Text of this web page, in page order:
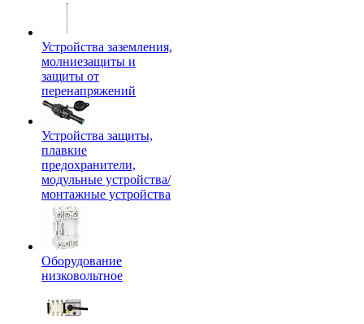
Устройства заземления,
молниезащиты и
защиты от
перенапряжений
Устройства защиты,
плавкие
предохранители,
модульные устройства/
монтажные устройства
Оборудование
низковольтное